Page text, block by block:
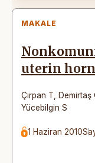
MAKALE
uterin
Çırpan T Demirtaş
Yücebilgin S
1 Haziran 2010